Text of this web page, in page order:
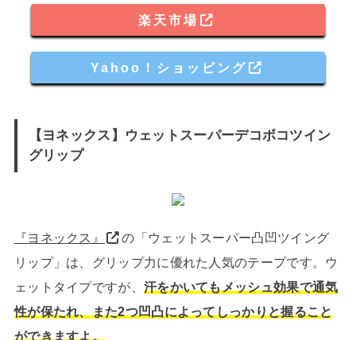
楽天市場
Yahoo！ショッピング
【ヨネックス】ウェットスーパーデコボコツイン
グリップ
『ヨネックス』
の「ウェットスーパー凸凹ツイング
リップ」は、グリップ力に優れた人気のテープです。ウ
ェットタイプですが、 汗をかいてもメッシュ効果で通気
性が保たれ、また2つ凹凸によってしっかりと握ること
ができますよ。